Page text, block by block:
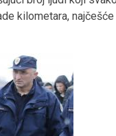
kilometara, najčešće